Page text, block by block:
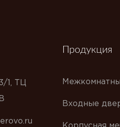
1, ТЦ
Продукция
Входные